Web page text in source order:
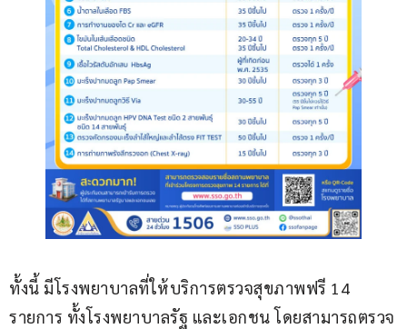
ทั้งนี้ มีโรงพยาบาลที่ให้บริการตรวจสุขภาพฟรี 14
รายการ ทั้งโรงพยาบาลรัฐ และเอกชน โดยสามารถตรวจ